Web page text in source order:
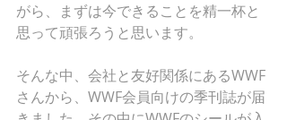
がら、まずは今できることを精一杯と
思って頑張ろうと思います。
そんな中、会社と友好関係にあるWWF
さんから、WWF会員向けの季刊誌が届